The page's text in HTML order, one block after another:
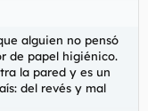
alguien previamente
tranvía), pasando
la puerta de
alguien no pensó
de papel higiénico.
la pared y es un
del revés y mal